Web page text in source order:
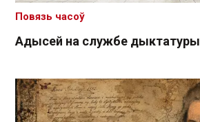
Адысей на службе дыктатуры
Повязь часоў